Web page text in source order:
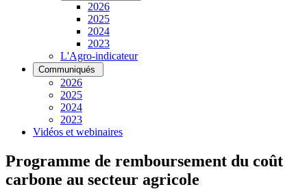
2026
2025
2024
2023
L'Agro-indicateur
Communiqués
2026
2025
2024
2023
Vidéos et webinaires
Programme de remboursement du coût
carbone au secteur agricole